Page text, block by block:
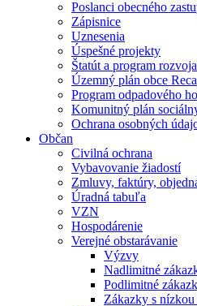
Poslanci obecného
Zápisnice
Uznesenia
Úspešné projekty
Štatút a program
Územný plán obce Reca
Program odpadového
Komunitný plán
Ochrana osobných
Občan
Civilná ochrana
Vybavovanie žiadostí
Zmluvy, faktúry,
Úradná tabuľa
VZN
Hospodárenie
Verejné obstarávanie
Výzvy
Nadlimitné
Podlimitné
Zákazky s